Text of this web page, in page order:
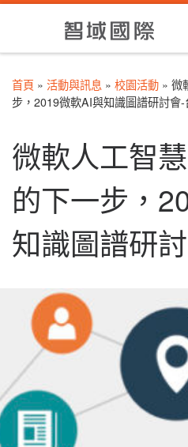
Skip to content
首頁 » 活動與訊息 » 校園活動 » 微
步，2019微軟AI與知識圖譜研討會-
微軟人工智
的下一步，
知識圖譜研